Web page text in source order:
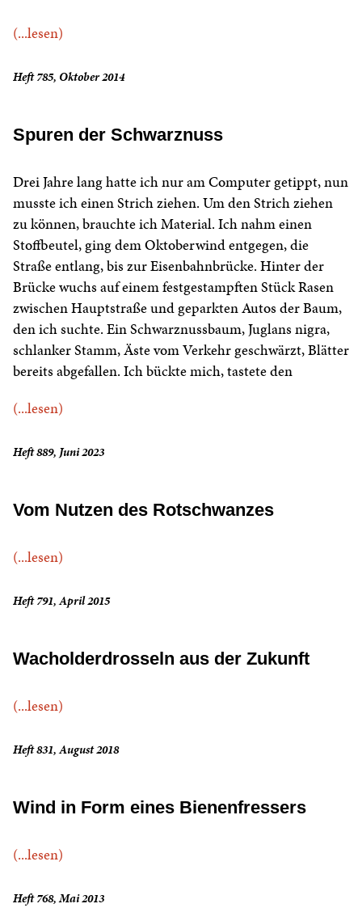
(...lesen)
Heft 785, Oktober 2014
Spuren der Schwarznuss
Drei Jahre lang hatte ich nur am Computer getippt, nun
musste ich einen Strich ziehen. Um den Strich ziehen
zu können, brauchte ich Material. Ich nahm einen
Stoffbeutel, ging dem Oktoberwind entgegen, die
Straße entlang, bis zur Eisenbahnbrücke. Hinter der
Brücke wuchs auf einem festgestampften Stück Rasen
zwischen Hauptstraße und geparkten Autos der Baum,
den ich suchte. Ein Schwarznussbaum, Juglans nigra,
schlanker Stamm, Äste vom Verkehr geschwärzt, Blätter
bereits abgefallen. Ich bückte mich, tastete den
(...lesen)
Heft 889, Juni 2023
Vom Nutzen des Rotschwanzes
(...lesen)
Heft 791, April 2015
Wacholderdrosseln aus der Zukunft
(...lesen)
Heft 831, August 2018
Wind in Form eines Bienenfressers
(...lesen)
Heft 768, Mai 2013